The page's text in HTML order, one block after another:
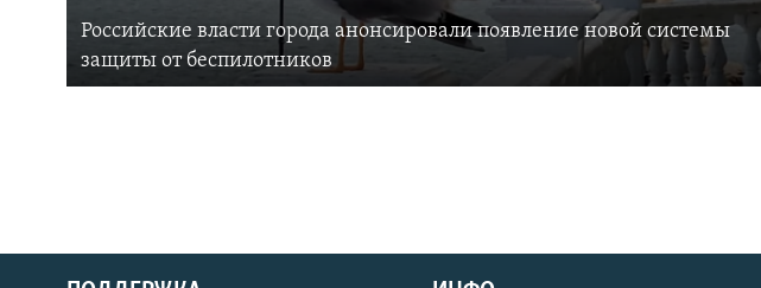
Российские власти города анонсировали появление новой системы
защиты от беспилотников